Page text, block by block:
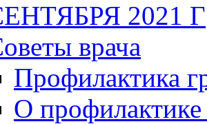
2021 Г
врача
Профилактика
О профилактике